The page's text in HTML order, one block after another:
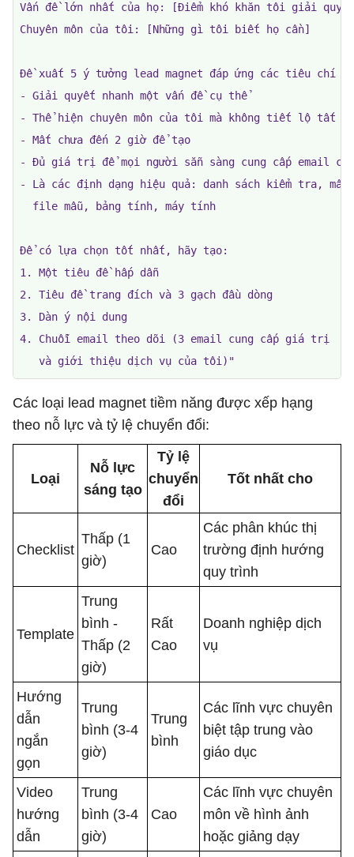
Vấn đề lớn nhất của họ: [Điểm khó khăn tôi giải
Chuyên môn của tôi: [Những gì tôi biết họ cần]
Đề xuất 5 ý tưởng lead magnet đáp ứng các tiêu chí
- Giải quyết nhanh một vấn đề cụ thể
- Thể hiện chuyên môn của tôi mà không tiết lộ tất cả
- Mất chưa đến 2 giờ để tạo
- Đủ giá trị để mọi người sẵn sàng cung cấp email
- Là các định dạng hiệu quả: danh sách kiểm tra,
  file mẫu, bảng tính, máy tính
Để có lựa chọn tốt nhất, hãy tạo:
1. Một tiêu đề hấp dẫn
2. Tiêu đề trang đích và 3 gạch đầu dòng
3. Dàn ý nội dung
4. Chuỗi email theo dõi (3 email cung cấp giá trị
   và giới thiệu dịch vụ của tôi)"
Các loại lead magnet tiềm năng được xếp hạng
theo nỗ lực và tỷ lệ chuyển đổi:
Loại
Nỗ lực
sáng tạo
Tỷ lệ
chuyển
đổi
Tốt nhất cho
Checklist
Thấp (1
giờ)
Cao
Các phân khúc thị
trường định hướng
quy trình
Template
Trung
bình -
Thấp (2
giờ)
Rất
Cao
Doanh nghiệp dịch
vụ
Hướng
dẫn
ngắn
gọn
Trung
bình (3-4
giờ)
Trung
bình
Các lĩnh vực chuyên
biệt tập trung vào
giáo dục
Video
hướng
dẫn
Trung
bình (3-4
giờ)
Cao
Các lĩnh vực chuyên
môn về hình ảnh
hoặc giảng dạy